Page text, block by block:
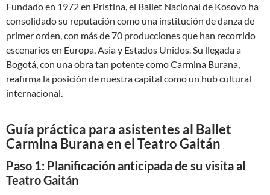
Fundado en 1972 en Pristina, el Ballet Nacional de Kosovo ha
consolidado su reputación como una institución de danza de
primer orden, con más de 70 producciones que han recorrido
escenarios en Europa, Asia y Estados Unidos. Su llegada a
Bogotá, con una obra tan potente como Carmina Burana,
reafirma la posición de nuestra capital como un hub cultural
internacional.
Guía práctica para asistentes al Ballet
Carmina Burana en el Teatro Gaitán
Paso 1: Planificación anticipada de su visita al
Teatro Gaitán